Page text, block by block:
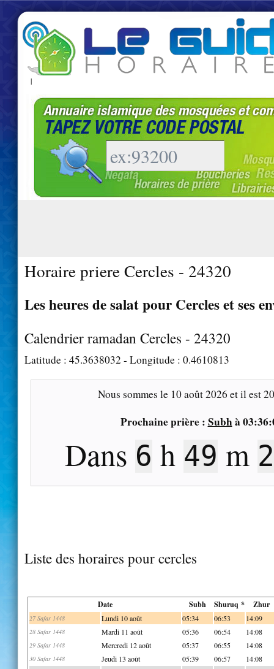
|
Horaire priere Cercles - 24320
Les heures de salat pour Cercles et ses
Calendrier ramadan Cercles - 24320
Latitude : 45.3638032 - Longitude : 0.4610813
Nous sommes le 10 août 2026 et il est
Prochaine prière : Subhà
Dans 6 h 49 m
Liste des horaires pour cercles
Date Subh Shuruq * Zhur
27 Safar 1448 Lundi 10 août 05:34 06:53 14:09
28 Safar 1448 Mardi 11 août 05:36 06:54 14:08
29 Safar 1448 Mercredi 12 août 05:37 06:55 14:08
30 Safar 1448 Jeudi 13 août 05:39 06:57 14:08